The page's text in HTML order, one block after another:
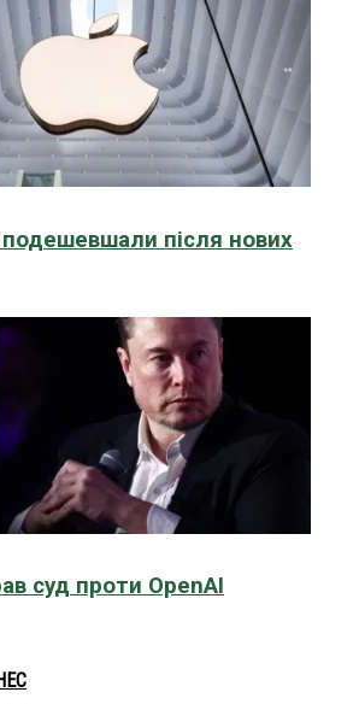
подешевшали після нових
суд проти OpenAI